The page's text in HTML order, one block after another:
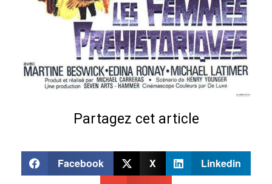
Partagez cet article
Facebook X
Linkedin